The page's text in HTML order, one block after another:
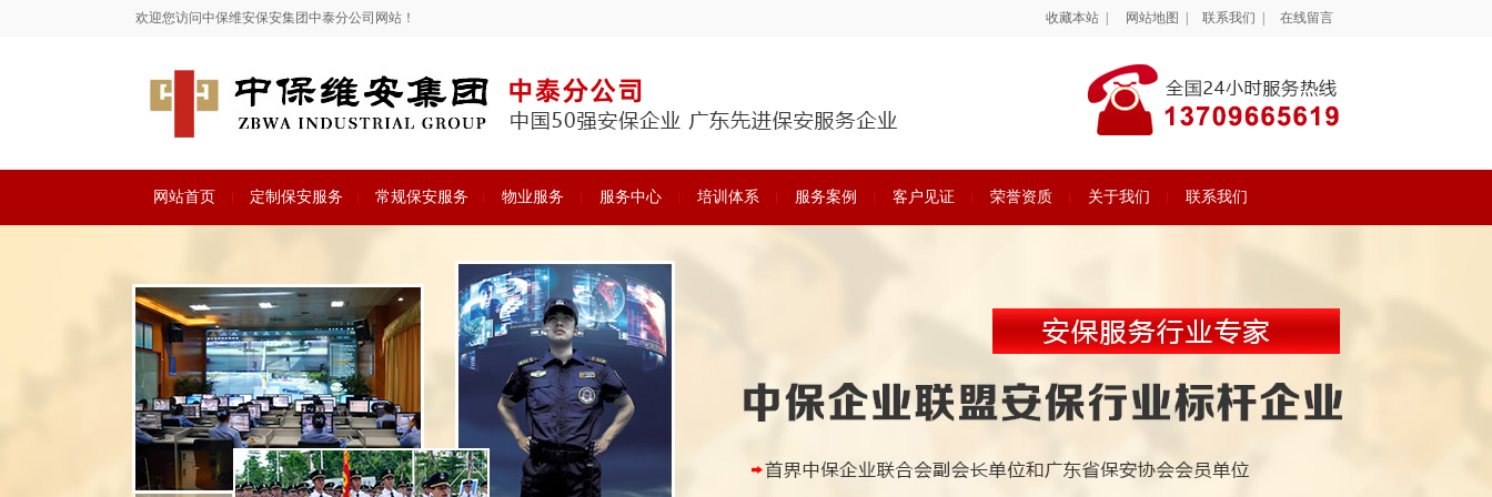
欢迎您访问中保维安保安集团中泰分公司网站！ 收藏本站 网站地图 联系我们 在线留言
网站首页 定制保安服务 常规保安服务 物业服务 服务中心 培训体系 服务案例 客户见证 荣誉资质 关于我们 联系我们